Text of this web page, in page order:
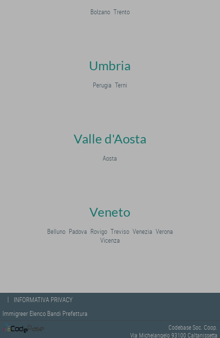
Bolzano Trento
Umbria
Perugia Terni
Valle d'Aosta
Aosta
Veneto
Belluno Padova Rovigo Treviso Venezia Verona
Vicenza
|
INFORMATIVA PRIVACY
Immigreer Elenco Bandi Prefettura
Codebase Soc. Coop.
Via Michelangelo 93100 Caltanissetta